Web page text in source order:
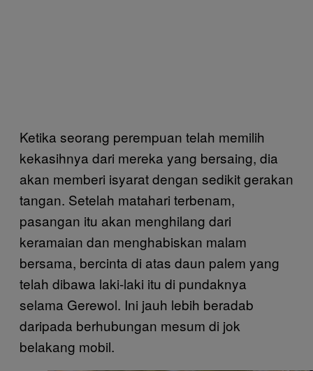
Ketika seorang perempuan telah memilih
kekasihnya dari mereka yang bersaing, dia
akan memberi isyarat dengan sedikit gerakan
tangan. Setelah matahari terbenam,
pasangan itu akan menghilang dari
keramaian dan menghabiskan malam
bersama, bercinta di atas daun palem yang
telah dibawa laki-laki itu di pundaknya
selama Gerewol. Ini jauh lebih beradab
daripada berhubungan mesum di jok
belakang mobil.